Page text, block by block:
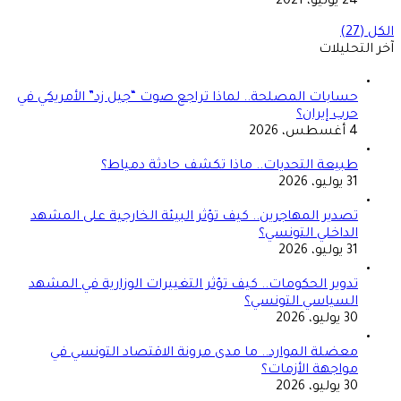
الكل (27)
آخر التحليلات
حسابات المصلحة.. لماذا تراجع صوت “جيل زد” الأمريكي في
حرب إيران؟
4 أغسطس، 2026
طبيعة التحديات.. ماذا تكشف حادثة دمياط؟
31 يوليو، 2026
تصدير المهاجرين.. كيف تؤثر البيئة الخارجية على المشهد
الداخلي التونسي؟
31 يوليو، 2026
تدوير الحكومات.. كيف تؤثر التغييرات الوزارية في المشهد
السياسي التونسي؟
30 يوليو، 2026
معضلة الموارد.. ما مدى مرونة الاقتصاد التونسي في
مواجهة الأزمات؟
30 يوليو، 2026